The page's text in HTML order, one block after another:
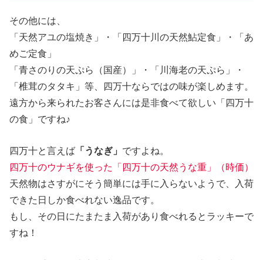
その他には、
「天然アユの塩焼き」・「四万十川の天然鮎定食」・「あ
めご定食」
「青さのりの天ぷら（国産）」・「川海老の天ぷら」・
「椎茸のタタキ」等、四万十ならではの味が楽しめます。
遠方から来られたお客さんには是非食べて欲しい「四万十
の食」ですね♪
四万十と言えば 「うなぎ」 ですよね。
四万十のウナギを使った「四万十の天然うな重」（時価）
天然物はさすがにそう簡単には手に入らないようで、入荷
できた日しか食べれない逸品です。
もし、その日にたまたま入荷があり食べれるとラッキーで
すね！